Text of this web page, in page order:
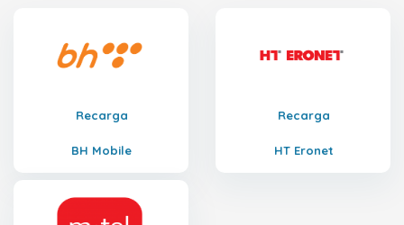
Recarga
BH Mobile
Recarga
HT Eronet